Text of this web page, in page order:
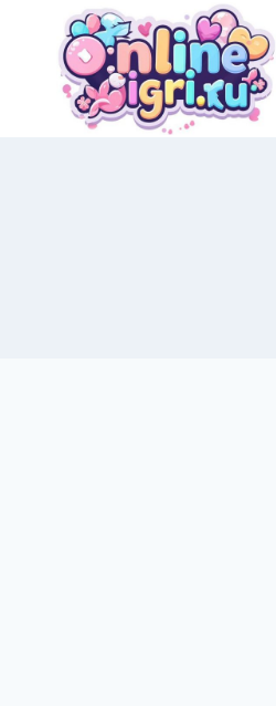
Перейти
содержимому